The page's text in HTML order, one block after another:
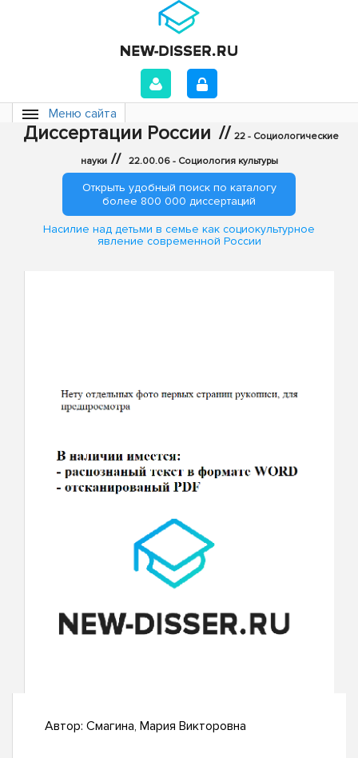
Меню сайта
Диссертации России // 22 - Социологические
науки // 22.00.06 - Социология культуры
Открыть удобный поиск по каталогу
более 800 000 диссертаций
Насилие над детьми в семье как социокультурное
явление современной России
Автор: Смагина, Мария Викторовна